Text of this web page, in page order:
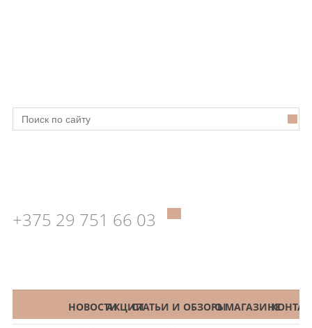
+375 29 751 66 03
КАТАЛОГНОВОСТИАКЦИИСТАТЬИ И ОБЗОРЫО МАГАЗИНЕ